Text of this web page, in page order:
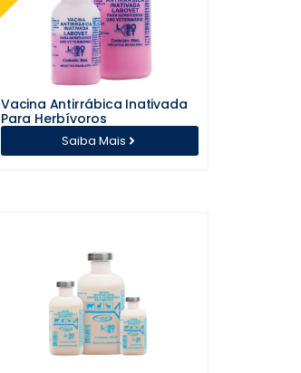
Saiba Mais
Vacina Antirrábica Inativada
Para Herbívoros